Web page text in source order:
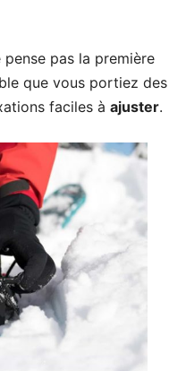
pas la première
que vous portiez des
faciles à ajuster.